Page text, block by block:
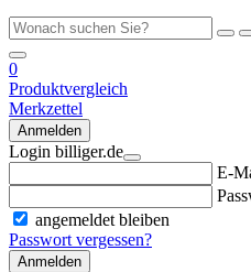
0
Produktvergleich
Merkzettel
Anmelden
Login billiger.de
E-
angemeldet bleiben
Passwort vergessen?
Anmelden